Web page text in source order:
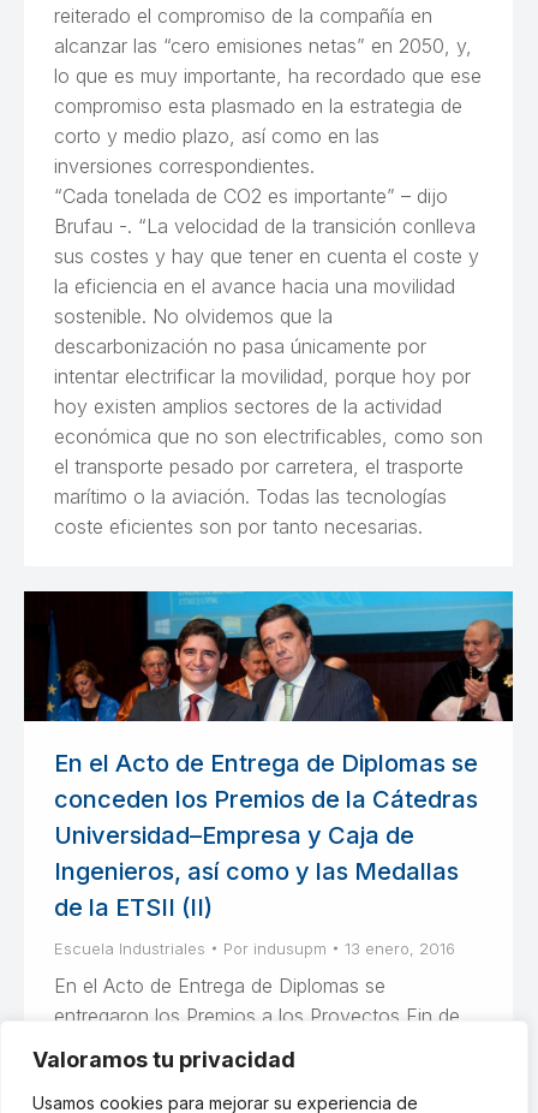
Valoramos tu privacidad
Usamos cookies para mejorar su experiencia de
reiterado el compromiso de la compañía en
alcanzar las “cero emisiones netas” en 2050, y,
lo que es muy importante, ha recordado que ese
compromiso esta plasmado en la estrategia de
corto y medio plazo, así como en las
inversiones correspondientes.
“Cada tonelada de CO2 es importante” – dijo
Brufau -. “La velocidad de la transición conlleva
sus costes y hay que tener en cuenta el coste y
la eficiencia en el avance hacia una movilidad
sostenible. No olvidemos que la
descarbonización no pasa únicamente por
intentar electrificar la movilidad, porque hoy por
hoy existen amplios sectores de la actividad
económica que no son electrificables, como son
el transporte pesado por carretera, el trasporte
marítimo o la aviación. Todas las tecnologías
coste eficientes son por tanto necesarias.
En el Acto de Entrega de Diplomas se
conceden los Premios de la Cátedras
Universidad–Empresa y Caja de
Ingenieros, así como y las Medallas
de la ETSII (II)
Escuela Industriales Por indusupm 13 enero, 2016
En el Acto de Entrega de Diplomas se
entregaron los Premios a los Proyectos Fin de
Carrera otorgados por las Cátedras Universidad-
Empresa, Premios al Rendimiento Académico y
las Medallas de la Escuela.